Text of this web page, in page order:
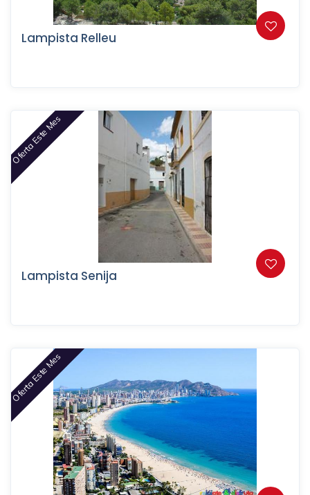
Lampista Relleu
Oferta Este Mes
Lampista Senija
Oferta Este Mes